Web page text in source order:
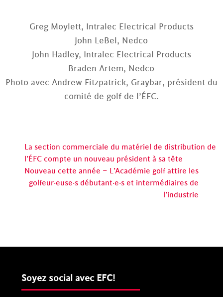
Greg Moylett, Intralec Electrical Products
John LeBel, Nedco
John Hadley, Intralec Electrical Products
Braden Artem, Nedco
Photo avec Andrew Fitzpatrick, Graybar, président du
comité de golf de l’ÉFC.
La section commerciale du matériel de distribution de
l’ÉFC compte un nouveau président à sa tête
Nouveau cette année – L’Académie golf attire les
golfeur·euse·s débutant·e·s et intermédiaires de
l’industrie
Soyez social avec EFC!